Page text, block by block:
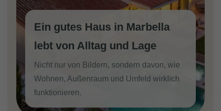
Ein gutes Haus in Marbella
lebt von Alltag und Lage
Nicht nur von Bildern, sondern davon, wie
Wohnen, Außenraum und Umfeld wirklich
funktionieren.